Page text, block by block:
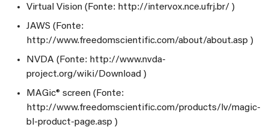
Virtual Vision (Fonte: http://intervox.nce.ufrj.br/ )
JAWS (Fonte:
http://www.freedomscientific.com/about/about.asp )
NVDA (Fonte: http://www.nvda-
project.org/wiki/Download )
MAGic® screen (Fonte:
http://www.freedomscientific.com/products/lv/magic-
bl-product-page.asp )